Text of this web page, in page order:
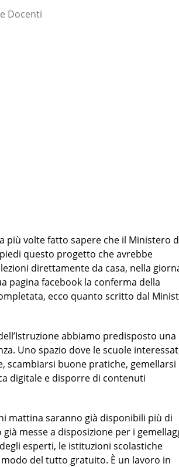
Docenti
più volte fatto sapere che il Ministero
questo progetto che avrebbe
direttamente da casa, nella
pagina facebook la conferma della
ecco quanto scritto dal
abbiamo predisposto una
Uno spazio dove le scuole
scambiarsi buone pratiche, gemellarsi
digitale e disporre di contenuti
mattina saranno già disponibili più di
messe a disposizione per i
esperti, le istituzioni scolastiche
del tutto gratuito. È un lavoro in